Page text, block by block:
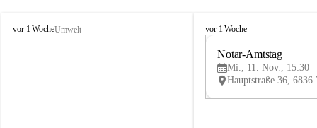
V
vor 1 WocheUmwelt
V
vor 1 Woche
Notar-Amtstag
Mi., 11. Nov., 15:30